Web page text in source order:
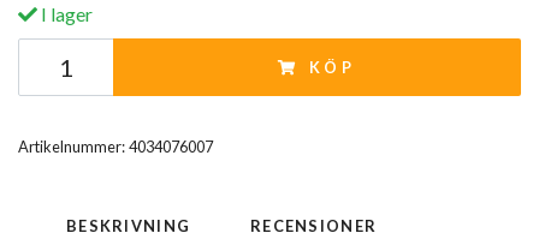
I lager
KÖP
Artikelnummer:4034076007
BESKRIVNING RECENSIONER